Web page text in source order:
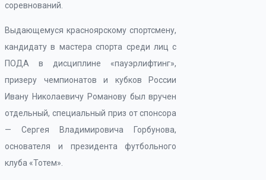
соревнований.
Выдающемуся красноярскому спортсмену,
кандидату в мастера спорта среди лиц с
ПОДА в дисциплине «пауэрлифтинг»,
призеру чемпионатов и кубков России
Ивану Николаевичу Романову был вручен
отдельный, специальный приз от спонсора
— Сергея Владимировича Горбунова,
основателя и президента футбольного
клуба «Тотем».